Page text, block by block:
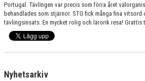
Portugal. Tävlingen var precis som förra året
behandlades som stjärnor. STG fick många fina vitsord
tävlingsinsats. En mycket rolig och lärorik resa! Grattis
Nyhetsarkiv